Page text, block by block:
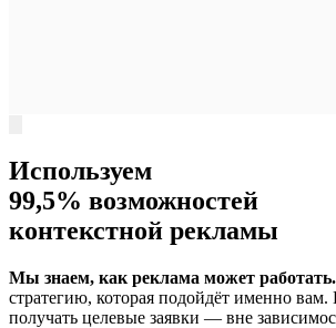
Используем
99,5% возможностей
контекстной рекламы
Мы знаем, как реклама может работать.
стратегию, которая подойдёт именно вам.
получать целевые заявки — вне